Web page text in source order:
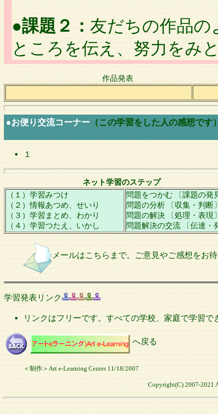
●課題２： 友だちの作品
ところを伝え、努力をみ
作品発表
●お便り交流コーナー （この学習をした人の感想です
１
ネット学習のステップ
（１）学習みつけ
（２）情報あつめ、せいり
（３）学習まとめ、わかり
（４）学習つたえ、いかし
問題をつかむ 〔課題の発
問題の分析 〔収集・判断
問題の解決 〔処理・表現
問題解決の交流 〔伝達・
メールはこちらまで。ご意見やご感想をお
学習発表リンク
リンクはフリーです。すべての学校、家庭で学習
へ戻る
＜制作＞Art e-Learning Center 11/18/2007
Copyright(C) 2007-2021